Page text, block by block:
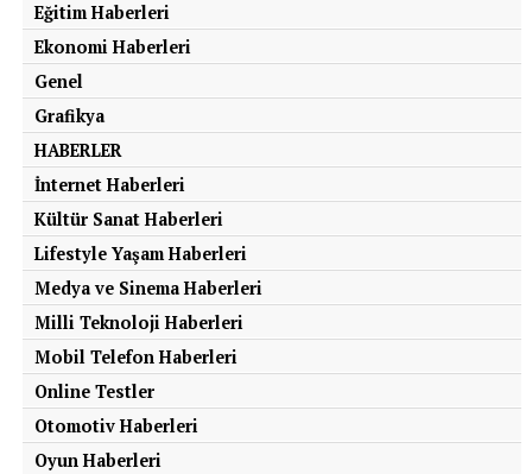
Eğitim Haberleri
Ekonomi Haberleri
Genel
Grafikya
HABERLER
İnternet Haberleri
Kültür Sanat Haberleri
Lifestyle Yaşam Haberleri
Medya ve Sinema Haberleri
Milli Teknoloji Haberleri
Mobil Telefon Haberleri
Online Testler
Otomotiv Haberleri
Oyun Haberleri